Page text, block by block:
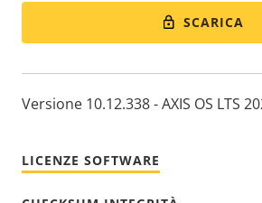
SCARICA
Versione 10.12.338 - AXIS OS LTS
LICENZE SOFTWARE